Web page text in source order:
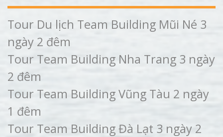
Tour Du lịch Team Building Mũi Né 3
ngày 2 đêm
Tour Team Building Nha Trang 3 ngày
2 đêm
Tour Team Building Vũng Tàu 2 ngày
1 đêm
Tour Team Building Đà Lạt 3 ngày 2